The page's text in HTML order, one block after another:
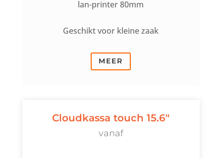
lan-printer 80mm
Geschikt voor kleine zaak
MEER
Cloudkassa touch 15.6"
vanaf